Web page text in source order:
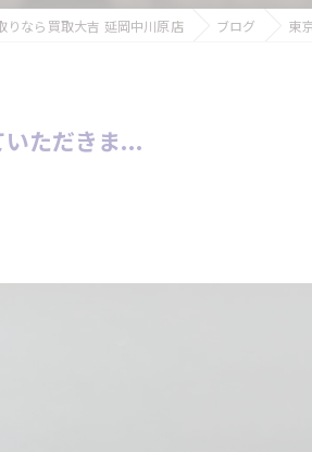
りなら買取大吉 延岡中川原店 ブログ 東
ただきま...